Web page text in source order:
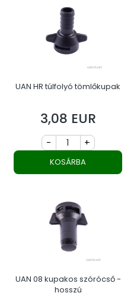
UAN HR túlfolyó tömlőkupak
Ár
3,08 EUR
- +
KOSÁRBA
UAN 08 kupakos szórócső -
hosszú